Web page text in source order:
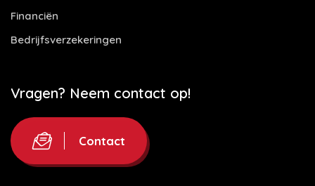
Financiën
Bedrijfsverzekeringen
Vragen? Neem contact op!
Contact